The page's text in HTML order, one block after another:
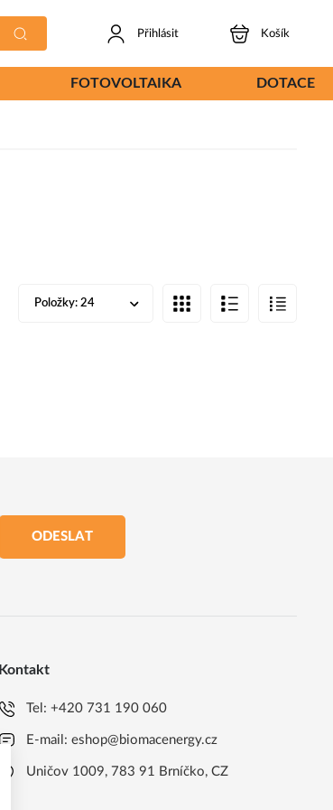
Přihlásit Košík
FOTOVOLTAIKA DOTACE
Položky: 24
ODESLAT
Kontakt
Tel:+420 731 190 060
E-mail:eshop@biomacenergy.cz
Uničov 1009, 783 91 Brníčko, CZ